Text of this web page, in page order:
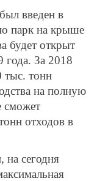
введен в
парк на крыше
будет открыт
года. За 2018
тыс. тонн
на полную
сможет
отходов в
на сегодня